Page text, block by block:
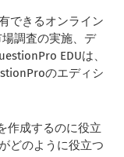
できるオンライン
調査の実施、デ
EDUは、
のエディシ
作成するのに役立
どのように役立つ